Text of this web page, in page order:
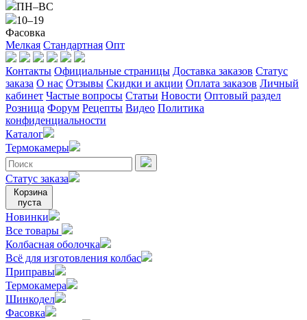
ПН–ВС
10–19
Фасовка
Мелкая Стандартная Опт
Контакты Официальные страницы Доставка заказов Статус
заказа О нас Отзывы Скидки и акции Оплата заказов Личный
кабинет Частые вопросы Статьи Новости Оптовый раздел
Розница Форум Рецепты Видео Политика
конфиденциальности
Каталог
Термокамеры
Статус заказа
Корзина
пуста
Новинки
Все товары
Колбасная оболочка
Всё для изготовления колбас
Приправы
Термокамера
Шинкодел
Фасовка